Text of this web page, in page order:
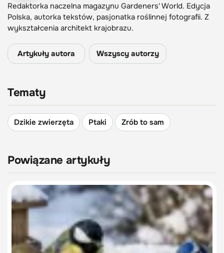
Redaktorka naczelna magazynu Gardeners' World. Edycja
Polska, autorka tekstów, pasjonatka roślinnej fotografii. Z
wykształcenia architekt krajobrazu.
Artykuły autora Wszyscy autorzy
Tematy
Dzikie zwierzęta Ptaki Zrób to sam
Powiązane artykuły